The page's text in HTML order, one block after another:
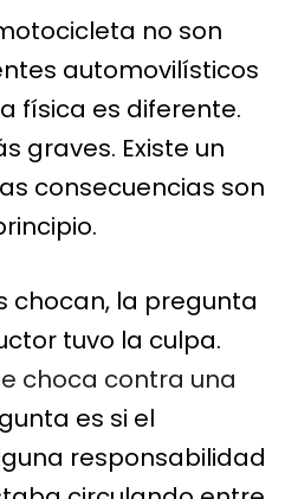
no son
automovilísticos
física es diferente.
graves. Existe un
consecuencias son
chocan, la pregunta
tuvo la culpa.
choca contra una
es si el
responsabilidad